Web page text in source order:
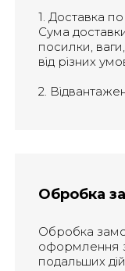
1. Доставка
Сума
посилки,
від різних
2.
Обробка
Обробка
оформлення
подальших